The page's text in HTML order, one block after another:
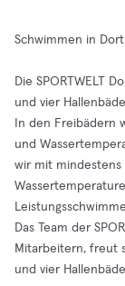
Schwimmen in
Die SPORTWELT
und vier
In den Freibädern
und
wir mit mindestens
Das Team der
Mitarbeitern, freut
und vier